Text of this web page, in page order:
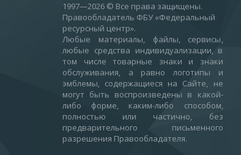
1997—2026 © Все права защищены.
Правообладатель ФБУ «Федеральный
ресурсный центр».
Любые материалы, файлы, сервисы,
любые средства индивидуализации, в
том числе товарные знаки и знаки
обслуживания, а равно логотипы и
эмблемы, содержащиеся на Сайте, не
могут быть воспроизведены в какой-
либо форме, каким-либо способом,
полностью или частично, без
предварительного письменного
разрешения Правообладателя.